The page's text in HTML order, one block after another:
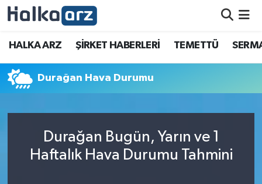
HALKA ARZ ŞİRKET HABERLERİ TEMETTÜ
Durağan Hava Durumu
Durağan Bugün, Yarın ve 1
Haftalık Hava Durumu Tahmini
HALKA ARZ
SERMAYE ARTIRIMI
TEMETTÜ
İletişim